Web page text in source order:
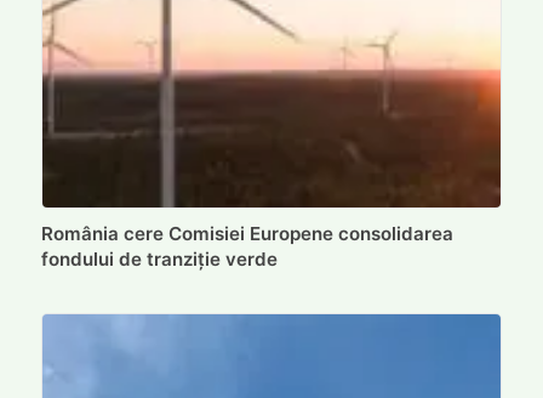
România cere Comisiei Europene consolidarea
fondului de tranziție verde